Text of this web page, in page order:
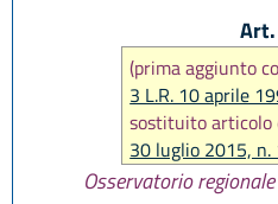
(prima aggiunto
3 L.R. 10 aprile
sostituito
30 luglio 2015, n.
sostituito comma
Osservatorio